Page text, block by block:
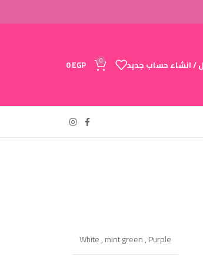
/ انشاء حساب جديد 0
0EGP
White,mint green,Purple